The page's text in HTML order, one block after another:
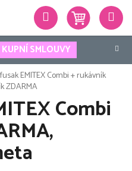
SMLOUVY
Hledat
EMITEX Combi + rukávník
ZDARMA
Combi